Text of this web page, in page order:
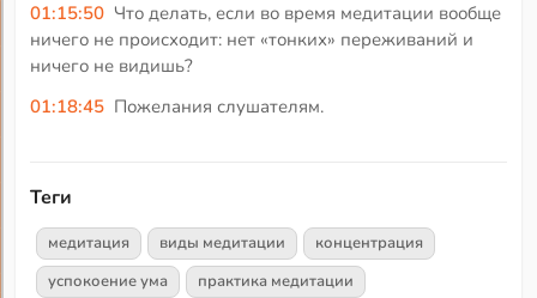
01:15:50 Что делать, если во время медитации вообще
ничего не происходит: нет «тонких» переживаний и
ничего не видишь?
01:18:45 Пожелания слушателям.
Теги
медитация виды медитации
концентрация
успокоение ума
практика медитации